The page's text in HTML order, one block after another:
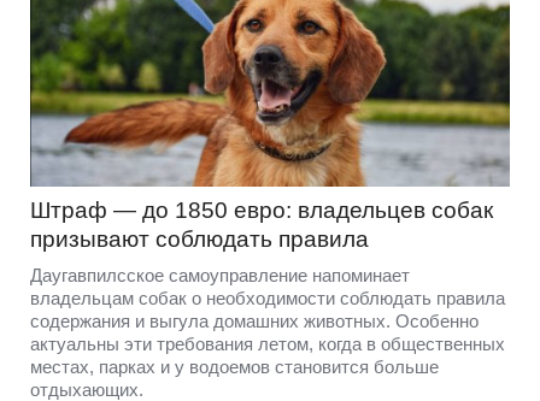
Штраф — до 1850 евро: владельцев собак
призывают соблюдать правила
Даугавпилсское самоуправление напоминает
владельцам собак о необходимости соблюдать правила
содержания и выгула домашних животных. Особенно
актуальны эти требования летом, когда в общественных
местах, парках и у водоемов становится больше
отдыхающих.